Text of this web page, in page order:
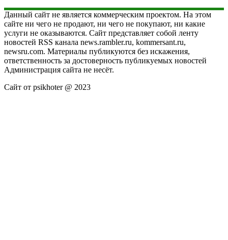
Данный сайт не является коммерческим проектом. На этом
сайте ни чего не продают, ни чего не покупают, ни какие
услуги не оказываются. Сайт представляет собой ленту
новостей RSS канала news.rambler.ru, kommersant.ru,
newsru.com. Материалы публикуются без искажения,
ответственность за достоверность публикуемых новостей
Администрация сайта не несёт.
Сайт от psikhoter @ 2023